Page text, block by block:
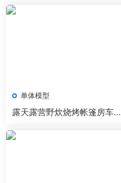
单体模型
露天露营野炊烧烤帐篷房车营